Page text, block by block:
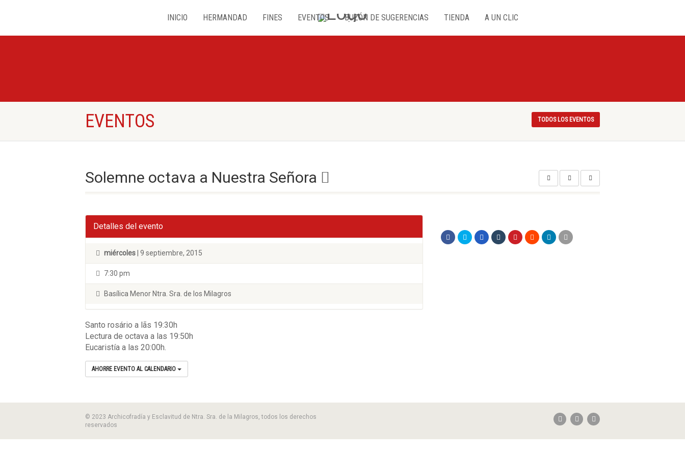
INICIO HERMANDAD FINES EVENTOS BUZÓN DE SUGERENCIAS TIENDA A UN CLIC
EVENTOS TODOS LOS EVENTOS
Solemne octava a Nuestra Señora
Detalles del evento
miércoles | 9 septiembre, 2015
7:30 pm
Basílica Menor Ntra. Sra. de los Milagros
Santo rosário a lãs 19:30h
Lectura de octava a las 19:50h
Eucaristía a las 20:00h.
AHORRE EVENTO AL CALENDARIO
© 2023 Archicofradía y Esclavitud de Ntra. Sra. de la Milagros, todos los derechos
reservados